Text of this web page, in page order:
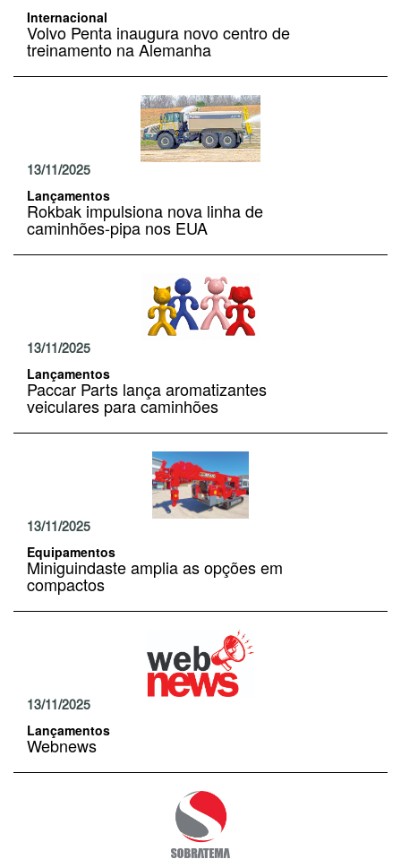
Internacional
Volvo Penta inaugura novo centro de
treinamento na Alemanha
13/11/2025
Lançamentos
Rokbak impulsiona nova linha de
caminhões-pipa nos EUA
13/11/2025
Lançamentos
Paccar Parts lança aromatizantes
veiculares para caminhões
13/11/2025
Equipamentos
Miniguindaste amplia as opções em
compactos
13/11/2025
Lançamentos
Webnews